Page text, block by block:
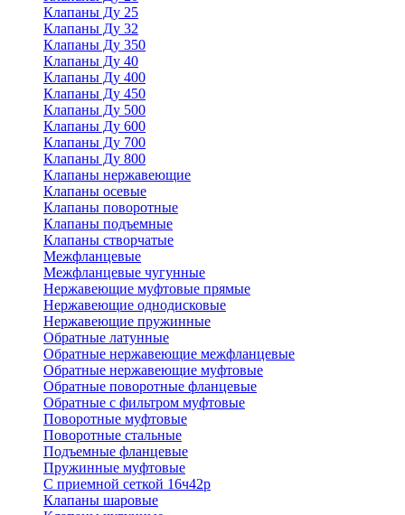
Клапаны Ду 25
Клапаны Ду 32
Клапаны Ду 350
Клапаны Ду 40
Клапаны Ду 400
Клапаны Ду 450
Клапаны Ду 500
Клапаны Ду 600
Клапаны Ду 700
Клапаны Ду 800
Клапаны нержавеющие
Клапаны осевые
Клапаны поворотные
Клапаны подъемные
Клапаны створчатые
Межфланцевые
Межфланцевые чугунные
Нержавеющие муфтовые прямые
Нержавеющие однодисковые
Нержавеющие пружинные
Обратные латунные
Обратные нержавеющие межфланцевые
Обратные нержавеющие муфтовые
Обратные поворотные фланцевые
Обратные с фильтром муфтовые
Поворотные муфтовые
Поворотные стальные
Подъемные фланцевые
Пружинные муфтовые
С приемной сеткой 16ч42р
Клапаны шаровые